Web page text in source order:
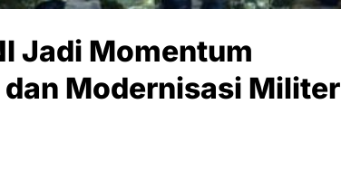
Jadi Momentum
Modernisasi Militer